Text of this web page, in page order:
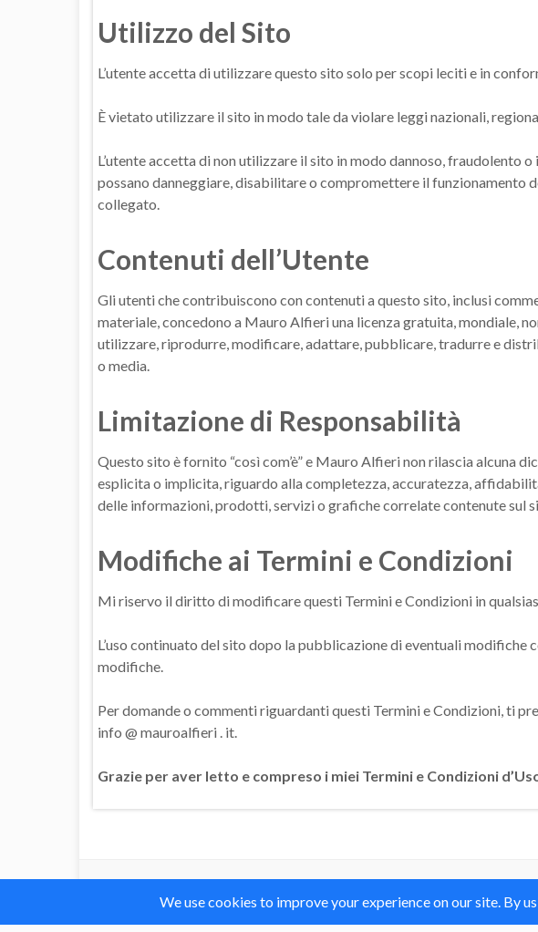
Utilizzo del Sito
L’utente accetta di utilizzare questo sito solo per scopi leciti e in
È vietato utilizzare il sito in modo tale da violare leggi nazionali,
L’utente accetta di non utilizzare il sito in modo dannoso, fraudolento
possano danneggiare, disabilitare o compromettere il funzionamento
collegato.
Contenuti dell’Utente
Gli utenti che contribuiscono con contenuti a questo sito, inclusi
materiale, concedono a Mauro Alfieri una licenza gratuita, mondiale,
utilizzare, riprodurre, modificare, adattare, pubblicare, tradurre e
o media.
Limitazione di Responsabilità
Questo sito è fornito “così com’è” e Mauro Alfieri non rilascia alcuna
esplicita o implicita, riguardo alla completezza, accuratezza,
delle informazioni, prodotti, servizi o grafiche correlate contenute sul
Modifiche ai Termini e Condizioni
Mi riservo il diritto di modificare questi Termini e Condizioni in
L’uso continuato del sito dopo la pubblicazione di eventuali
modifiche.
Per domande o commenti riguardanti questi Termini e Condizioni, ti
info @ mauroalfieri . it.
Grazie per aver letto e compreso i miei Termini e Condizioni